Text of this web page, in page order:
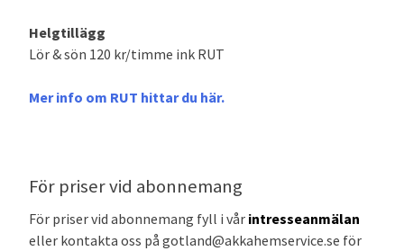
Helgtillägg
Lör & sön 120 kr/timme ink RUT
Mer info om RUT hittar du här.
För priser vid abonnemang
För priser vid abonnemang fyll i vår intresseanmälan
eller kontakta oss på gotland@akkahemservice.se för